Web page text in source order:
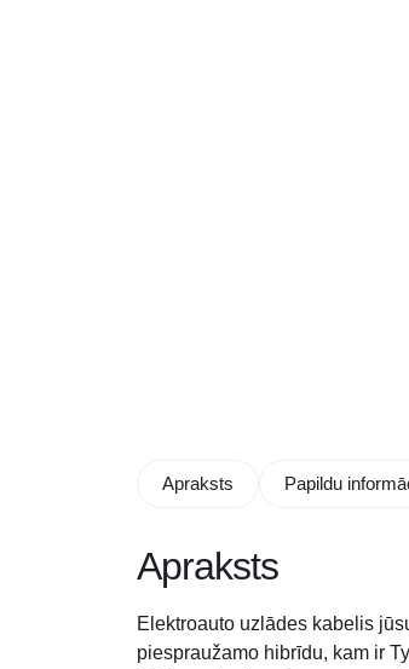
Apraksts Papildu
Apraksts
Elektroauto uzlādes kabelis
piespraužamo hibrīdu, kam ir